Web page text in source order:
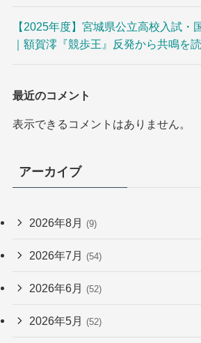
【2025年度】宮城県公立高校入試・
｜額賀澪『競歩王』反発から共鳴を
最近のコメント
表示できるコメントはありません。
アーカイブ
2026年8月 (9)
2026年7月 (54)
2026年6月 (52)
2026年5月 (52)